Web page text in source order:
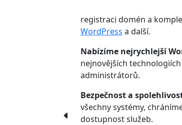
registraci domén a
WordPress a další.
Nabízíme nejrychlejší
nejnovějších
administrátorů.
Bezpečnost a
všechny systémy,
dostupnost služeb.